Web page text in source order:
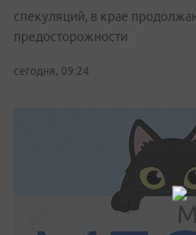
спекуляций, в крае
предосторожности
сегодня, 09:24